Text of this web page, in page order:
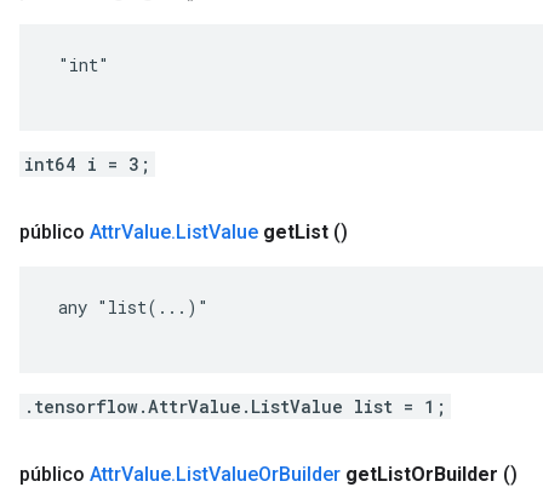
"int"
int64 i = 3;
público AttrValue.ListValue getList ()
any "list(...)"
.tensorflow.AttrValue.ListValue list = 1;
público AttrValue.ListValueOrBuilder getListOrBuilder ()